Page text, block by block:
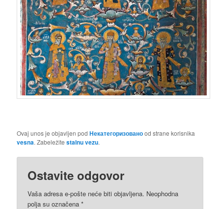
Ovaj unos je objavljen podНекатегоризованоod strane korisnika
vesna. Zabeležitestalnu vezu.
Ostavite odgovor
Vaša adresa e-pošte neće biti objavljena. Neophodna
polja su označena*